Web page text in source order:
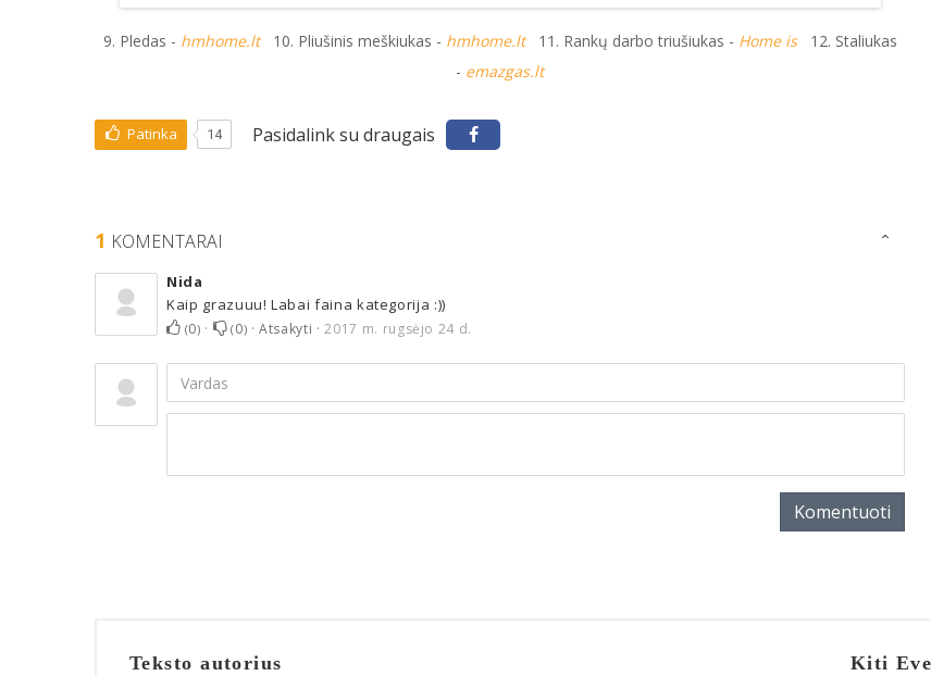
9. Pledas - hmhome.lt 10. Pliušinis meškiukas - hmhome.lt 11. Rankų darbo triušiukas - Home is
12. Staliukas
- emazgas.lt
Patinka 14 Pasidalink su draugais
1 KOMENTARAI
Nida
Kaip grazuuu! Labai faina kategorija :))
(0) · (0) ·Atsakyti ·2017 m. rugsėjo 24 d.
Komentuoti
Teksto autorius Kiti